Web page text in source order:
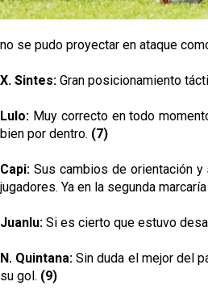
no se pudo proyectar en ataque
X. Sintes: Gran posicionamiento
Lulo: Muy correcto en todo
bien por dentro. (7)
Capi: Sus cambios de orientación
jugadores. Ya en la segunda
Juanlu: Si es cierto que estuvo
N. Quintana:Sin duda el mejor del
su gol. (9)